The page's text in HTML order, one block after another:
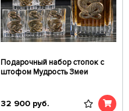
Подарочный набор стопок c
штофом Мудрость Змеи
32 900 руб.